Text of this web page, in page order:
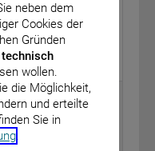
Forschung
für
„Teilhabe und
neben dem
Cookies der
Gründen
wollen.
die Möglichkeit,
und erteilte
Sie in
.